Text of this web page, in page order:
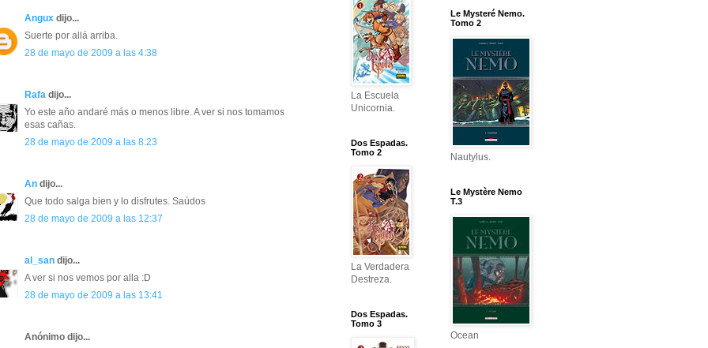
Angux dijo...
Suerte por allá arriba.
28 de mayo de 2009 a las 4:38
Rafa dijo...
Yo este año andaré más o menos libre. A ver si nos tomamos
esas cañas.
28 de mayo de 2009 a las 8:23
An dijo...
Que todo salga bien y lo disfrutes. Saúdos
28 de mayo de 2009 a las 12:37
al_san dijo...
A ver si nos vemos por alla :D
28 de mayo de 2009 a las 13:41
Anónimo dijo...
La Escuela
Unicornia.
Dos Espadas.
Tomo 2
La Verdadera
Destreza.
Dos Espadas.
Tomo 3
Le Mysteré Nemo.
Tomo 2
Nautylus.
Le Mystère Nemo
T.3
Ocean